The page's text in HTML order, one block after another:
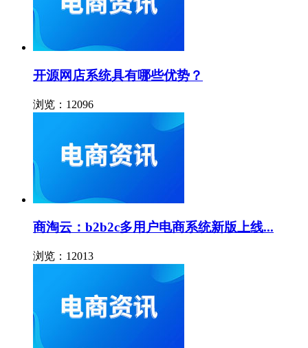
开源网店系统具有哪些优势？
浏览：12096
商淘云：b2b2c多用户电商系统新版上线...
浏览：12013